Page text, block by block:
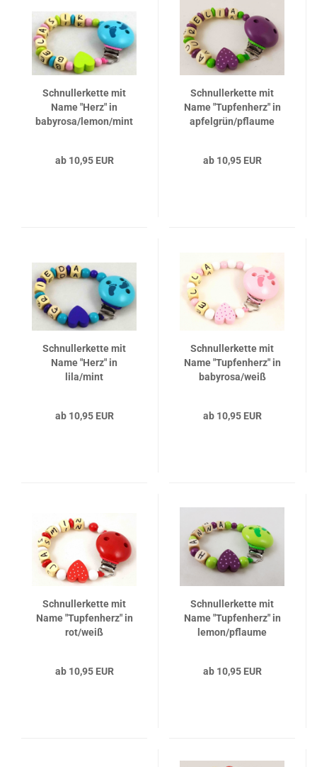
Schnullerkette mit
Name "Herz" in
babyrosa/lemon/mint
ab 10,95 EUR
Schnullerkette mit
Name "Tupfenherz" in
apfelgrün/pflaume
ab 10,95 EUR
Schnullerkette mit
Name "Herz" in
lila/mint
ab 10,95 EUR
Schnullerkette mit
Name "Tupfenherz" in
babyrosa/weiß
ab 10,95 EUR
Schnullerkette mit
Name "Tupfenherz" in
rot/weiß
ab 10,95 EUR
Schnullerkette mit
Name "Tupfenherz" in
lemon/pflaume
ab 10,95 EUR